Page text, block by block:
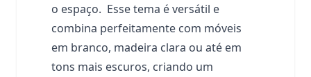
o espaço. Esse tema é versátil e
combina perfeitamente com móveis
em branco, madeira clara ou até em
tons mais escuros, criando um